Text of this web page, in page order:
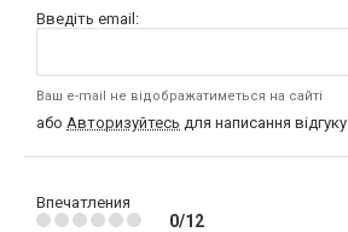
Введіть email:
Ваш e-mail не відображатиметься на сайті
або Авторизуйтесь для написання відгуку
Впечатления
0/12